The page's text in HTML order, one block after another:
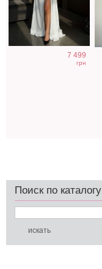
7 499
грн
Поиск по каталогу